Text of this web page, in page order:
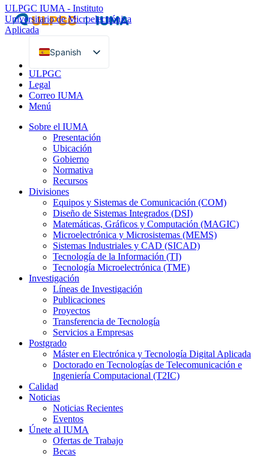
ULPGC IUMA - Instituto
Universitario de Microelectrónica
Aplicada
Spanish
English
ULPGC
Legal
Correo IUMA
Menú
Sobre el IUMA
Presentación
Ubicación
Gobierno
Normativa
Recursos
Divisiones
Equipos y Sistemas de Comunicación (COM)
Diseño de Sistemas Integrados (DSI)
Matemáticas, Gráficos y Computación (MAGIC)
Microelectrónica y Microsistemas (MEMS)
Sistemas Industriales y CAD (SICAD)
Tecnología de la Información (TI)
Tecnología Microelectrónica (TME)
Investigación
Líneas de Investigación
Publicaciones
Proyectos
Transferencia de Tecnología
Servicios a Empresas
Postgrado
Máster en Electrónica y Tecnología Digital Aplicada
Doctorado en Tecnologías de Telecomunicación e
Ingeniería Computacional (T2IC)
Calidad
Noticias
Noticias Recientes
Eventos
Únete al IUMA
Ofertas de Trabajo
Becas